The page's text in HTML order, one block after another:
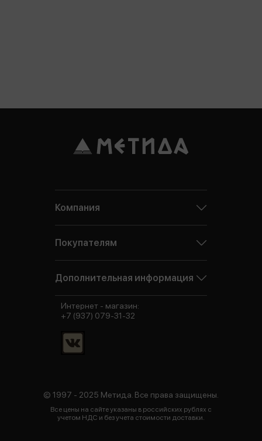
Компания
Покупателям
Дополнительная информация
© 1997 - 2025 Метида. Все права защищены.
Все цены на сайте указаны в российских рублях с
учетом НДС и без учета стоимости доставки.
Интернет - магазин:
+7 (937) 079-31-32